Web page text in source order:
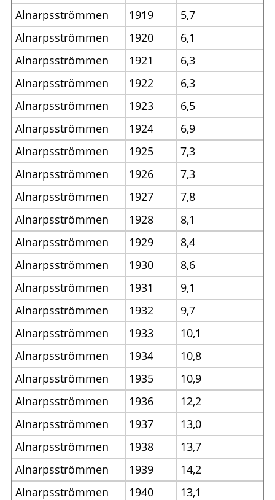
Alnarpsströmmen
1919
5,7
Alnarpsströmmen
1920
6,1
Alnarpsströmmen
1921
6,3
Alnarpsströmmen
1922
6,3
Alnarpsströmmen
1923
6,5
Alnarpsströmmen
1924
6,9
Alnarpsströmmen
1925
7,3
Alnarpsströmmen
1926
7,3
Alnarpsströmmen
1927
7,8
Alnarpsströmmen
1928
8,1
Alnarpsströmmen
1929
8,4
Alnarpsströmmen
1930
8,6
Alnarpsströmmen
1931
9,1
Alnarpsströmmen
1932
9,7
Alnarpsströmmen
1933
10,1
Alnarpsströmmen
1934
10,8
Alnarpsströmmen
1935
10,9
Alnarpsströmmen
1936
12,2
Alnarpsströmmen
1937
13,0
Alnarpsströmmen
1938
13,7
Alnarpsströmmen
1939
14,2
Alnarpsströmmen
1940
13,1